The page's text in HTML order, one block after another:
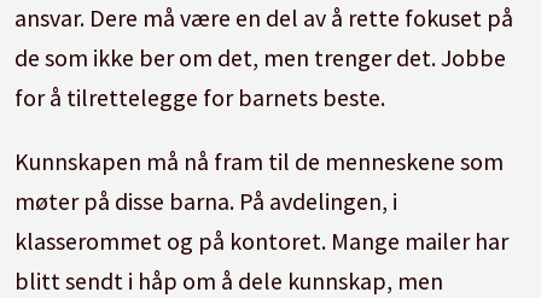
ansvar. Dere må være en del av å rette fokuset på
de som ikke ber om det, men trenger det. Jobbe
for å tilrettelegge for barnets beste.
Kunnskapen må nå fram til de menneskene som
møter på disse barna. På avdelingen, i
klasserommet og på kontoret. Mange mailer har
blitt sendt i håp om å dele kunnskap, men